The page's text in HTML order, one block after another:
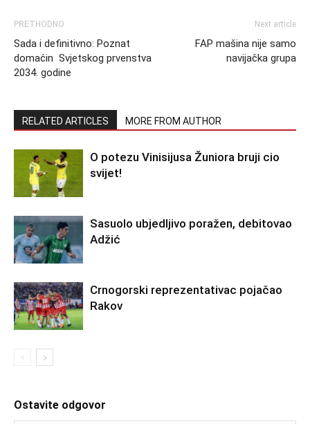
PRETHODNO
Sada i definitivno: Poznat
domaćin Svjetskog prvenstva
2034. godine
Next article
FAP mašina nije samo
navijačka grupa
RELATED ARTICLES MORE FROM AUTHOR
O potezu Vinisijusa Žuniora bruji cio
svijet!
Sasuolo ubjedljivo poražen, debitovao
Adžić
Crnogorski reprezentativac pojačao
Rakov
Ostavite odgovor